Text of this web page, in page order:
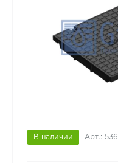
В наличии Арт.: 536